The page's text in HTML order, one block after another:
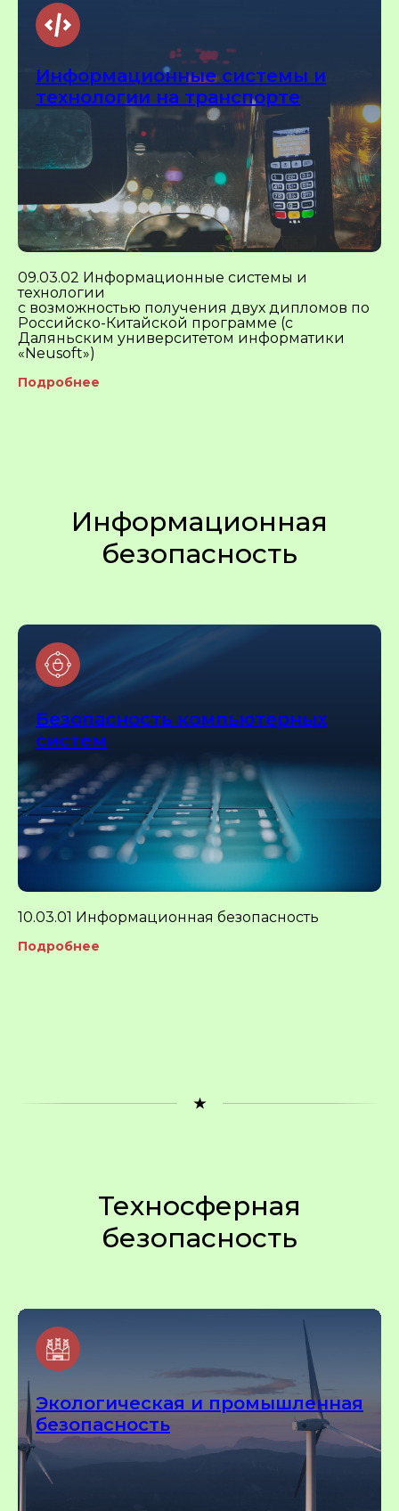
Информационные системы и
технологии на транспорте
09.03.02 Информационные системы и
технологии
с возможностью получения двух дипломов по
Российско-Китайской программе (с
Даляньским университетом информатики
«Neusoft»)
Подробнее
Информационная
безопасность
Безопасность компьютерных
систем
10.03.01 Информационная безопасность
Подробнее
Техносферная
безопасность
Экологическая и промышленная
безопасность